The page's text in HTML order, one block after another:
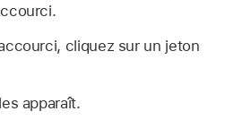
cliquez sur un jeton
apparaît.